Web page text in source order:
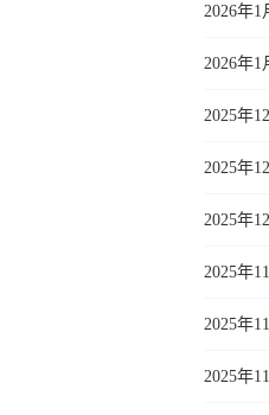
2026年
2026年
2025年
2025年
2025年
2025年
2025年
2025年